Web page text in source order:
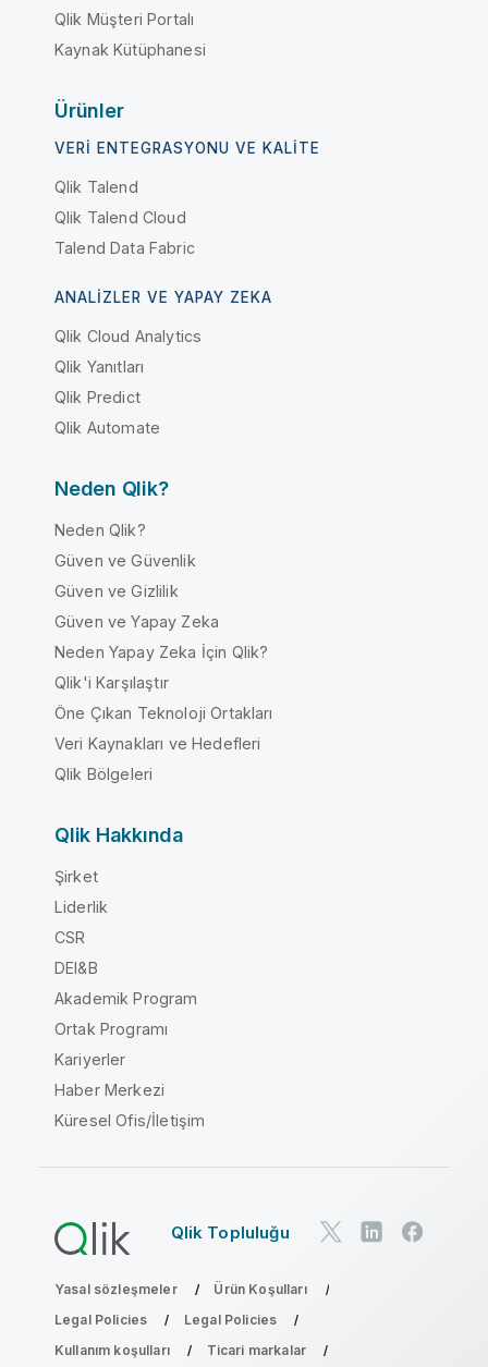
Qlik Müşteri Portalı
Kaynak Kütüphanesi
Ürünler
VERI ENTEGRASYONU VE KALITE
Qlik Talend
Qlik Talend Cloud
Talend Data Fabric
ANALIZLER VE YAPAY ZEKA
Qlik Cloud Analytics
Qlik Yanıtları
Qlik Predict
Qlik Automate
Neden Qlik?
Neden Qlik?
Güven ve Güvenlik
Güven ve Gizlilik
Güven ve Yapay Zeka
Neden Yapay Zeka İçin Qlik?
Qlik'i Karşılaştır
Öne Çıkan Teknoloji Ortakları
Veri Kaynakları ve Hedefleri
Qlik Bölgeleri
Qlik Hakkında
Şirket
Liderlik
CSR
DEI&B
Akademik Program
Ortak Programı
Kariyerler
Haber Merkezi
Küresel Ofis/İletişim
Qlik Topluluğu
Yasal sözleşmeler
Ürün Koşulları
Legal Policies
Legal Policies
Kullanım koşulları
Ticari markalar